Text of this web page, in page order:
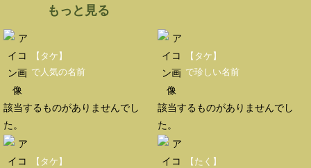
もっと見る
【タケ】
で人気の名前
該当するものがありませんでし
た。
【タケ】
で珍しい名前
該当するものがありませんでし
た。
【タケ】
【たく】